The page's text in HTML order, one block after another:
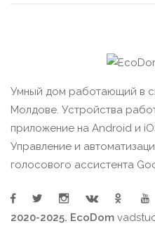
Умный дом работающий в
Молдове. Устройства
приложение на Android и
Управление и
голосового ассистента
2020-2025. EcoDom